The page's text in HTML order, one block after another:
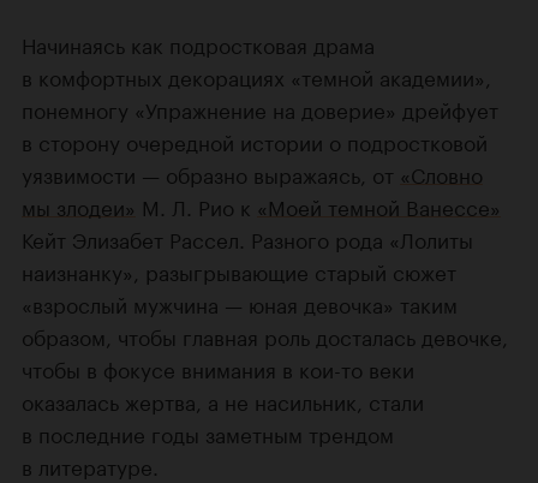
Начинаясь как подростковая драма
в комфортных декорациях «темной академии»,
понемногу «Упражнение на доверие» дрейфует
в сторону очередной истории о подростковой
уязвимости — образно выражаясь, от «Словно
мы злодеи» М. Л. Рио к «Моей темной Ванессе»
Кейт Элизабет Рассел. Разного рода «Лолиты
наизнанку», разыгрывающие старый сюжет
«взрослый мужчина — юная девочка» таким
образом, чтобы главная роль досталась девочке,
чтобы в фокусе внимания в кои-то веки
оказалась жертва, а не насильник, стали
в последние годы заметным трендом
в литературе.